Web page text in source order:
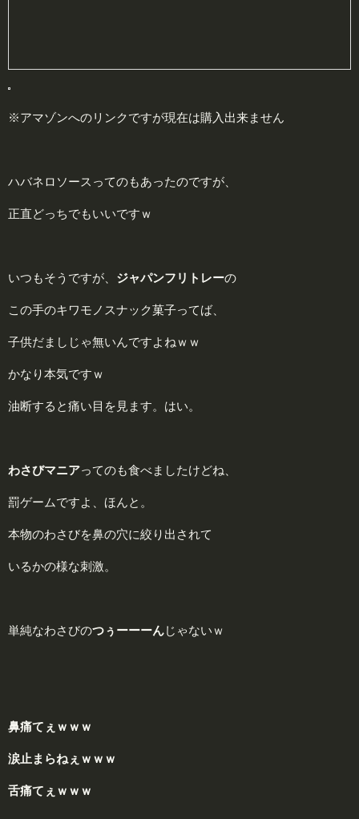
※アマゾンへのリンクですが現在は購入出来ません
ハバネロソースってのもあったのですが、
正直どっちでもいいですｗ
いつもそうですが、 ジャパンフリトレーの
この手のキワモノスナック菓子ってば、
子供だましじゃ無いんですよねｗｗ
かなり本気ですｗ
油断すると痛い目を見ます。はい。
わさびマニアってのも食べましたけどね、
罰ゲームですよ、ほんと。
本物のわさびを鼻の穴に絞り出されて
いるかの様な刺激。
単純なわさびのつぅーーーんじゃないｗ
鼻痛てぇｗｗｗ
涙止まらねぇｗｗｗ
舌痛てぇｗｗｗ